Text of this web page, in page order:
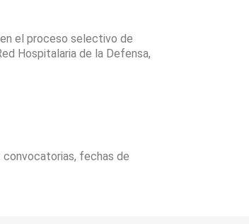
el proceso selectivo de
Hospitalaria de la Defensa,
convocatorias, fechas de